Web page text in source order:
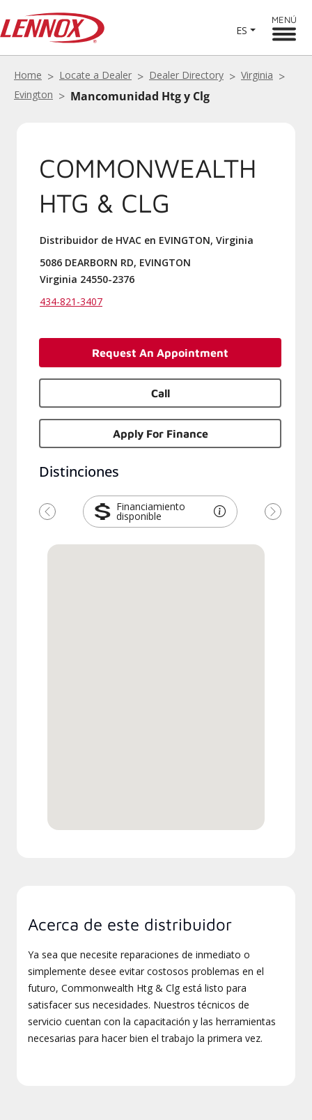
ES
MENÚ
Home Locate a Dealer Dealer Directory
Virginia
Evington
Mancomunidad Htg y Clg
COMMONWEALTH
HTG & CLG
Distribuidor de HVAC en EVINGTON, Virginia
5086 DEARBORN RD, EVINGTON
Virginia 24550-2376
434-821-3407
Request An Appointment
Call
Apply For Finance
Distinciones
Financiamiento
disponible
Previous Next
Acerca de este distribuidor
Ya sea que necesite reparaciones de inmediato o
simplemente desee evitar costosos problemas en el
futuro, Commonwealth Htg & Clg está listo para
satisfacer sus necesidades. Nuestros técnicos de
servicio cuentan con la capacitación y las herramientas
necesarias para hacer bien el trabajo la primera vez.